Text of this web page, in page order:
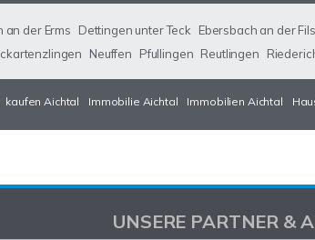
an der Erms Dettingen unter Teck Ebersbach an der Fils
Neuffen Pfullingen Reutlingen
kaufen Aichtal Immobilie Aichtal Immobilien Aichtal
UNSERE PARTNER &